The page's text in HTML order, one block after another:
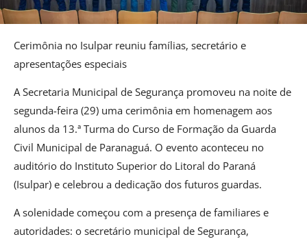
Cerimônia no Isulpar reuniu famílias, secretário e
apresentações especiais
A Secretaria Municipal de Segurança promoveu na noite de
segunda-feira (29) uma cerimônia em homenagem aos
alunos da 13.ª Turma do Curso de Formação da Guarda
Civil Municipal de Paranaguá. O evento aconteceu no
auditório do Instituto Superior do Litoral do Paraná
(Isulpar) e celebrou a dedicação dos futuros guardas.
A solenidade começou com a presença de familiares e
autoridades: o secretário municipal de Segurança,